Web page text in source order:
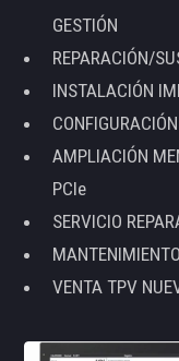
GESTIÓN
REPARACIÓN/
INSTALACIÓN
AMPLIACIÓN
PCIe
SERVICIO
VENTA TPV